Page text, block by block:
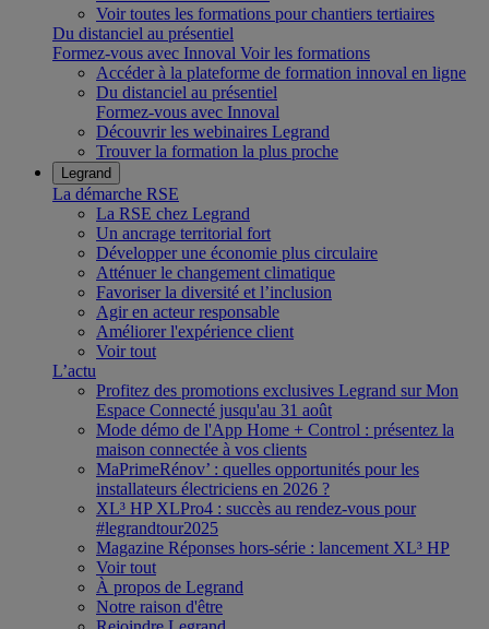
Voir toutes les formations pour chantiers tertiaires
Du distanciel au présentiel
Formez-vous avec Innoval Voir les formations
Accéder à la plateforme de formation innoval en ligne
Du distanciel au présentiel
Formez-vous avec Innoval
Découvrir les webinaires Legrand
Trouver la formation la plus proche
Legrand
La démarche RSE
La RSE chez Legrand
Un ancrage territorial fort
Développer une économie plus circulaire
Atténuer le changement climatique
Favoriser la diversité et l’inclusion
Agir en acteur responsable
Améliorer l'expérience client
Voir tout
L’actu
Profitez des promotions exclusives Legrand sur Mon
Espace Connecté jusqu'au 31 août
Mode démo de l'App Home + Control : présentez la
maison connectée à vos clients
MaPrimeRénov’ : quelles opportunités pour les
installateurs électriciens en 2026 ?
XL³ HP XLPro4 : succès au rendez-vous pour
#legrandtour2025
Magazine Réponses hors-série : lancement XL³ HP
Voir tout
À propos de Legrand
Notre raison d'être